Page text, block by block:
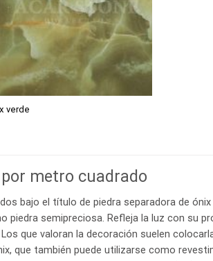
verde
metro cuadrado
bajo el título de piedra separadora de
piedra semipreciosa. Refleja la luz con su
que valoran la decoración suelen
que también puede utilizarse como